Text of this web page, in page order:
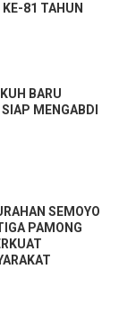
81 TAHUN
BARU
MENGABDI
SEMOYO
PAMONG